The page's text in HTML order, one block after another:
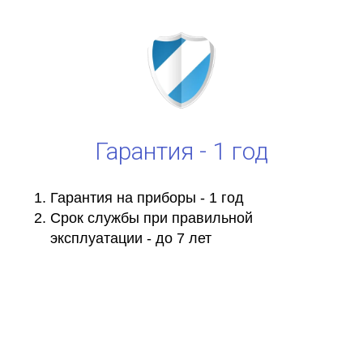
Гарантия - 1 год
Гарантия на приборы - 1 год
Срок службы при правильной
эксплуатации - до 7 лет